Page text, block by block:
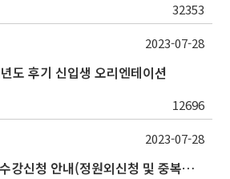
32353
도 후기 신입생 오리엔테이션
12696
2023-07-28
2023학년도 2학기 수강신청 안내(정원외신청 및 중복수강신청 포함)
2023-07-28